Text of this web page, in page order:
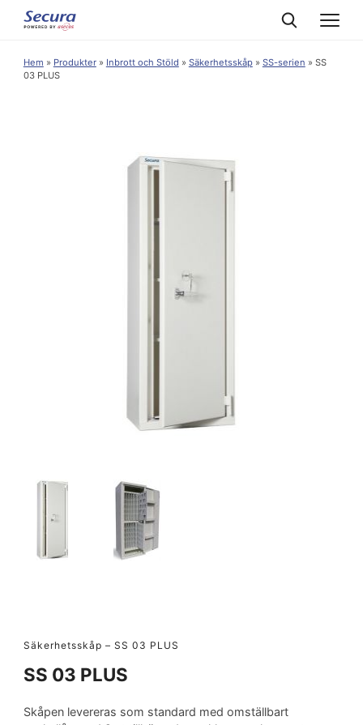
Hem » Produkter» Inbrott och Stöld » Säkerhetsskåp» SS-serien » SS
03 PLUS
Säkerhetsskåp – SS 03 PLUS
SS 03 PLUS
Skåpen levereras som standard med omställbart